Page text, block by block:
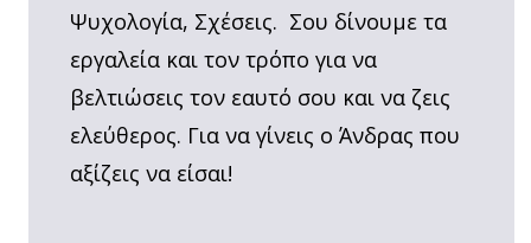
Ψυχολογία, Σχέσεις. Σου δίνουμε τα
εργαλεία και τον τρόπο για να
βελτιώσεις τον εαυτό σου και να ζεις
ελεύθερος. Για να γίνεις ο Άνδρας που
αξίζεις να είσαι!